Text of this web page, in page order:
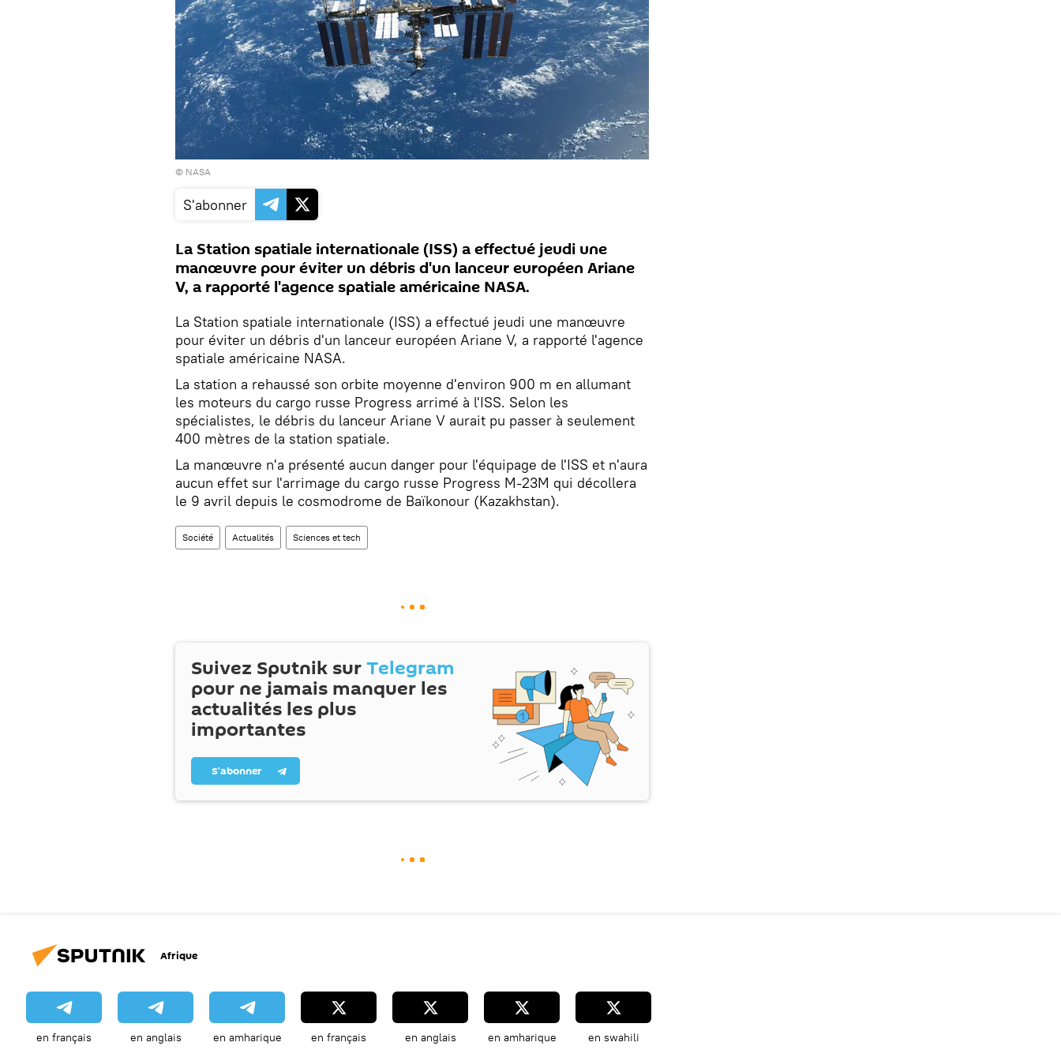
© NASA
S'abonner
La Station spatiale internationale (ISS) a effectué jeudi une
manœuvre pour éviter un débris d'un lanceur européen Ariane
V, a rapporté l'agence spatiale américaine NASA.
La Station spatiale internationale (ISS) a effectué jeudi une manœuvre
pour éviter un débris d'un lanceur européen Ariane V, a rapporté l'agence
spatiale américaine NASA.
La station a rehaussé son orbite moyenne d'environ 900 m en allumant
les moteurs du cargo russe Progress arrimé à l'ISS. Selon les
spécialistes, le débris du lanceur Ariane V aurait pu passer à seulement
400 mètres de la station spatiale.
La manœuvre n'a présenté aucun danger pour l'équipage de l'ISS et n'aura
aucun effet sur l'arrimage du cargo russe Progress M-23M qui décollera
le 9 avril depuis le cosmodrome de Baïkonour (Kazakhstan).
Société Actualités Sciences et tech
Suivez Sputnik surTelegram
pour ne jamais manquer les
actualités les plus
importantes
S’abonner
Afrique
en français en anglais en amharique en français en anglais en amharique en swahili